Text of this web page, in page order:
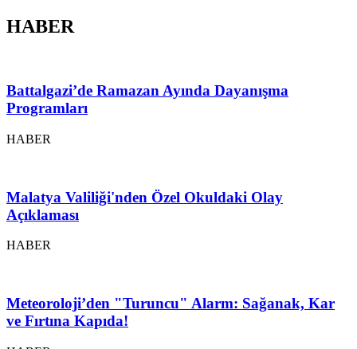
HABER
Battalgazi’de Ramazan Ayında Dayanışma
Programları
HABER
Malatya Valiliği'nden Özel Okuldaki Olay
Açıklaması
HABER
Meteoroloji’den "Turuncu" Alarm: Sağanak, Kar
ve Fırtına Kapıda!